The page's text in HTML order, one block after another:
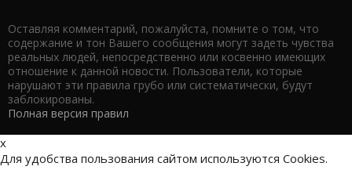
Оставляя комментарий, пожалуйста, помните о том, что
содержание и тон Вашего сообщения могут задеть чувства
реальных людей, непосредственно или косвенно имеющих
отношение к данной новости. Пользователи, которые
нарушают эти правила грубо или систематически, будут
заблокированы.
Полная версия правил
x
Для удобства пользования сайтом используются Cookies.